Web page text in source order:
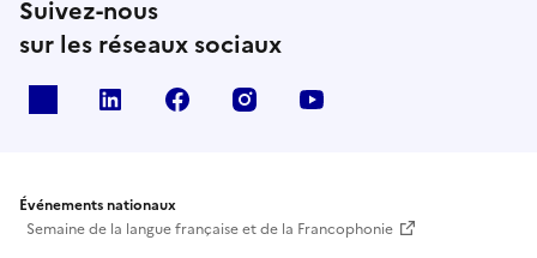
Suivez-nous
sur les réseaux sociaux
Linkedin Facebook Instagram
Événements nationaux
Semaine de la langue française et de la Francophonie